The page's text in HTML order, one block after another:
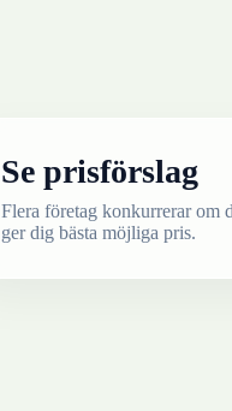
Se prisförslag
Flera företag konkurrerar om
ger dig bästa möjliga pris.